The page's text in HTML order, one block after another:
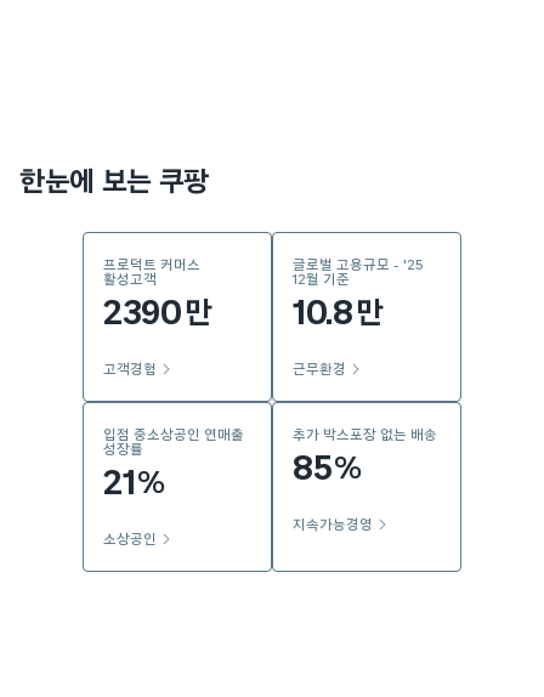
한눈에 보는 쿠팡
프로덕트 커머스
활성고객
2390만
고객경험
글로벌 고용규모 - '25
12월 기준
10.8만
근무환경
입점 중소상공인 연매출
성장률
21 %
소상공인
추가 박스포장 없는 배송
85%
지속가능경영